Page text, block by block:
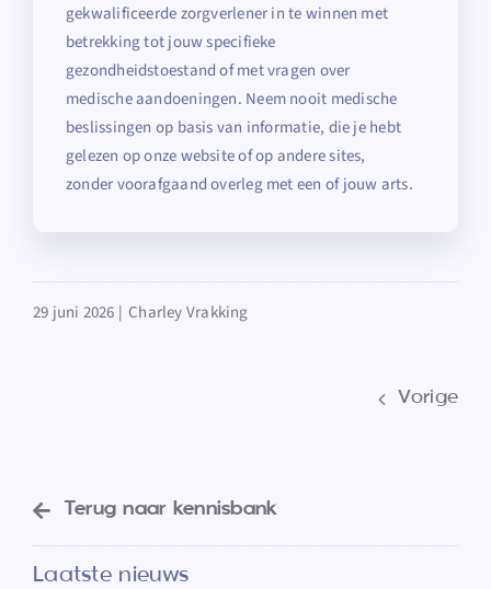
gekwalificeerde zorgverlener in te winnen met
betrekking tot jouw specifieke
gezondheidstoestand of met vragen over
medische aandoeningen. Neem nooit medische
beslissingen op basis van informatie, die je hebt
gelezen op onze website of op andere sites,
zonder voorafgaand overleg met een of jouw arts.
29 juni 2026 | Charley Vrakking
Vorige
Terug naar kennisbank
Laatste nieuws